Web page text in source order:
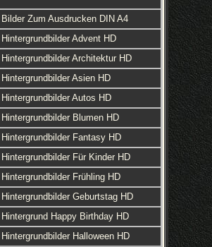
Bilder Zum Ausdrucken DIN A4
Hintergrundbilder Advent HD
Hintergrundbilder Architektur HD
Hintergrundbilder Asien HD
Hintergrundbilder Autos HD
Hintergrundbilder Blumen HD
Hintergrundbilder Fantasy HD
Hintergrundbilder Für Kinder HD
Hintergrundbilder Frühling HD
Hintergrundbilder Geburtstag HD
Hintergrund Happy Birthday HD
Hintergrundbilder Halloween HD